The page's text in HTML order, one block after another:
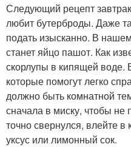
Следующий рецепт
любит бутерброды. Даже
подать изысканно. В
станет яйцо пашот. Как
скорлупы в кипящей воде.
которые помогут легко
должно быть комнатной
сначала в миску, чтобы не
точно свернулся, влейте
уксус или лимонный сок.